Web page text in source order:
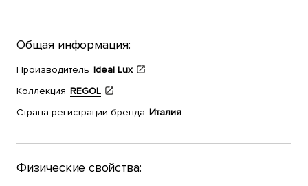
Общая информация:
Производитель Ideal Lux
Коллекция REGOL
Страна регистрации бренда Италия
Физические свойства: